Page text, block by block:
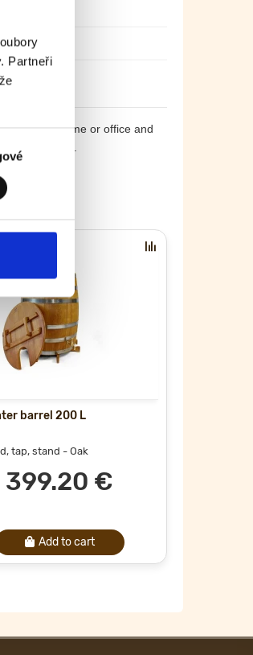
Partneři
for your home or office and
online shop.
barrel 200 L
tap, stand - Oak
399.20 €
Add to cart